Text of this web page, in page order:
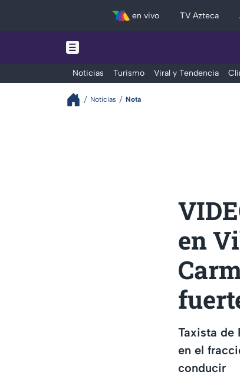
en vivo TV Azteca
Noticias Turismo Viral y Tendencia
Noticias Nota
en
Taxista de
en el
conducir